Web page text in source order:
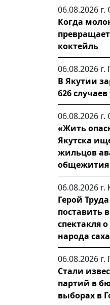
06.08.2026 г.
Когда
коктейль
06.08.2026 г.
В Якутии
626
06.08.2026 г.
«Жить
Якутска
жильцов
общежития
06.08.2026 г.
Герой
поставить
спектакля
народа саха
06.08.2026 г.
Стали
партий в
выборах в